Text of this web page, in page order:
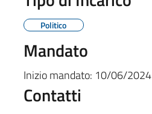
Politico
Mandato
Inizio mandato: 10/06/2024
Contatti